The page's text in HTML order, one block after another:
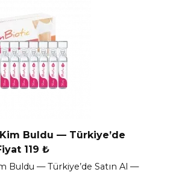
Buldu — Türkiye’de
119 ₺
Buldu — Türkiye’de Satın Al —